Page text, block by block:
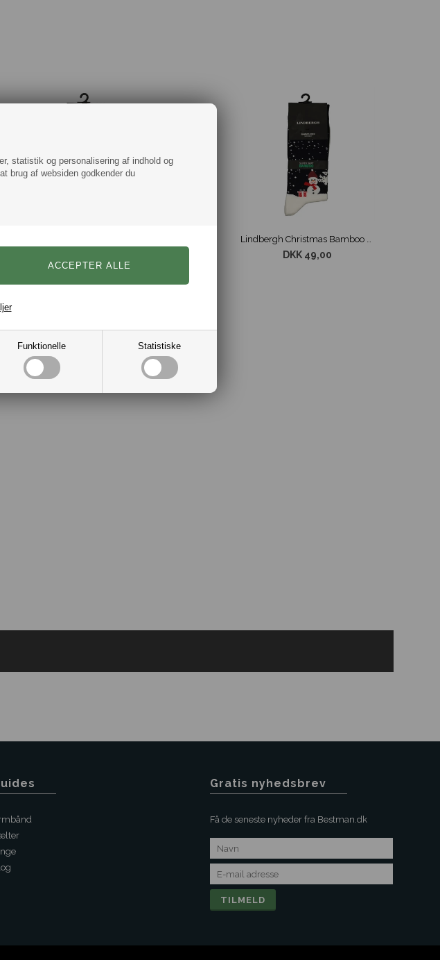
statistik og personalisering af indhold og
brug af websiden godkender du
Funktionelle Statistiske
DKK 49,00
Gratis nyhedsbrev
Få de seneste nyheder fra Bestman.dk